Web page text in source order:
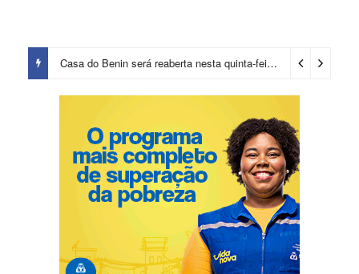
Casa do Benin será reaberta nesta quinta-feira (6) 5 horas ago